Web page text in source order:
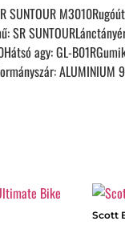
SUNTOUR
SR
agy: GL-
Scott